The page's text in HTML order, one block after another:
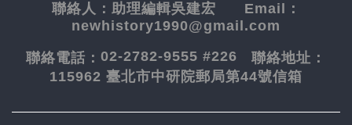
聯絡人： 助理編輯吳建宏 Email：
newhistory1990@gmail.com
聯絡電話： 02-2782-9555 #226 聯絡地址：
115962 臺北市中研院郵局第44號信箱